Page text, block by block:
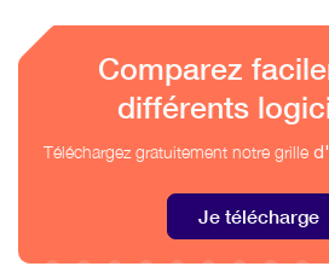
Comparez
différents
Téléchargez gratuitement notre grille
Je télécharge